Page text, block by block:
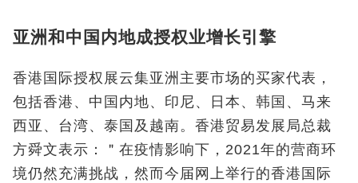
亚洲和中国内地成授权业增长引擎
香港国际授权展云集亚洲主要市场的买家代表，
包括香港、中国内地、印尼、日本、韩国、马来
西亚、台湾、泰国及越南。香港贸易发展局总裁
方舜文表示：＂在疫情影响下，2021年的营商环
境仍然充满挑战，然而今届网上举行的香港国际